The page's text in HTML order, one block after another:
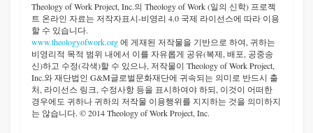
Theology of Work Project, Inc.의 Theology of Work (일의 신학) 프로젝
트 온라인 자료는 저작자표시-비영리 4.0 국제 라이선스에 따라 이용
할 수 있습니다.
www.theologyofwork.org에 게재된 저작물을 기반으로 하여, 귀하는
비영리적 목적 범위 내에서 이를 자유롭게 공유(복제, 배포, 공중송
신)하고 수정(각색)할 수 있으나, 저작물이 Theology of Work Project,
Inc.와 재단법인 G&M글로벌문화재단에 귀속되는 의미로 반드시 출
처, 라이선스 링크, 수정사항 등을 표시하여야 하되, 이것이 어떠한
경우에도 귀하나 귀하의 저작물 이용행위를 지지하는 것을 의미하지
는 않습니다. © 2014 Theology of Work Project, Inc.